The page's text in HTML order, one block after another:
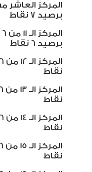
برصيد 7 نقاط
برصيد 6 نقاط
نقاط
نقاط
نقاط
نقاط